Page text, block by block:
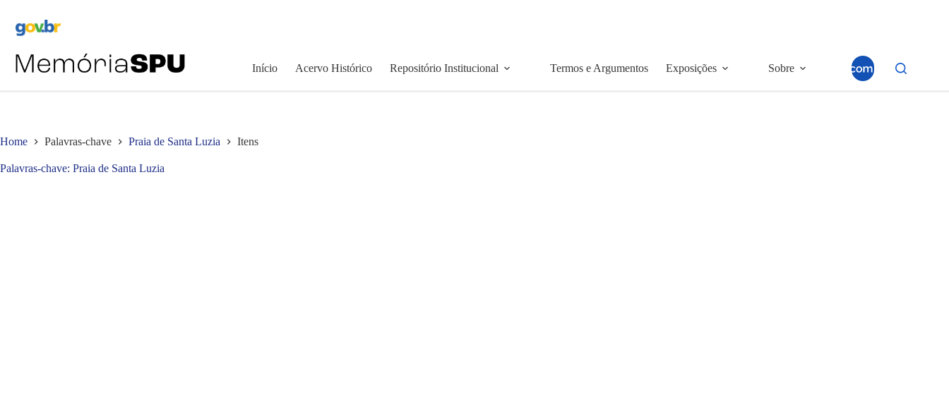
Início Acervo Histórico Repositório Institucional Termos e Argumentos Exposições Sobre
Home Palavras-chave Praia de Santa Luzia Itens
Palavras-chave Praia de Santa Luzia